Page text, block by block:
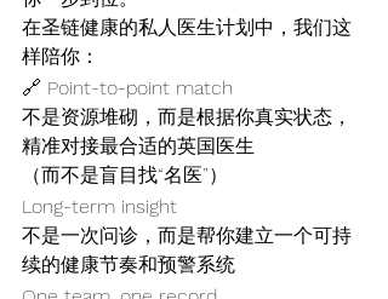
在圣链健康的私人医生计划中，我们这
样陪你：
🔗 Point-to-point match
不是资源堆砌，而是根据你真实状态，
精准对接最合适的英国医生
（而不是盲目找“名医”）
Long-term insight
不是一次问诊，而是帮你建立一个可持
续的健康节奏和预警系统